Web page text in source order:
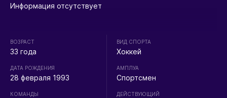
Информация отсутствует
ВОЗРАСТ
33 года
ДАТА РОЖДЕНИЯ
28 февраля 1993
КОМАНДЫ
ВИД СПОРТА
Хоккей
АМПЛУА
Спортсмен
ДЕЙСТВУЮЩИЙ